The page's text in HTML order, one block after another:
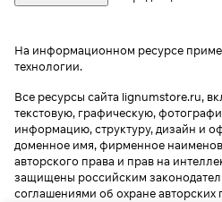
На информационном ресурсе
технологии.
Все ресурсы сайта lignumstore.ru,
текстовую, графическую,
информацию, структуру, дизайн и
доменное имя, фирменное
авторского права и прав на
защищены российским
соглашениями об охране авторских